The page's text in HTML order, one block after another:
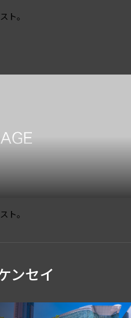
ト。
ト。
ンセイ